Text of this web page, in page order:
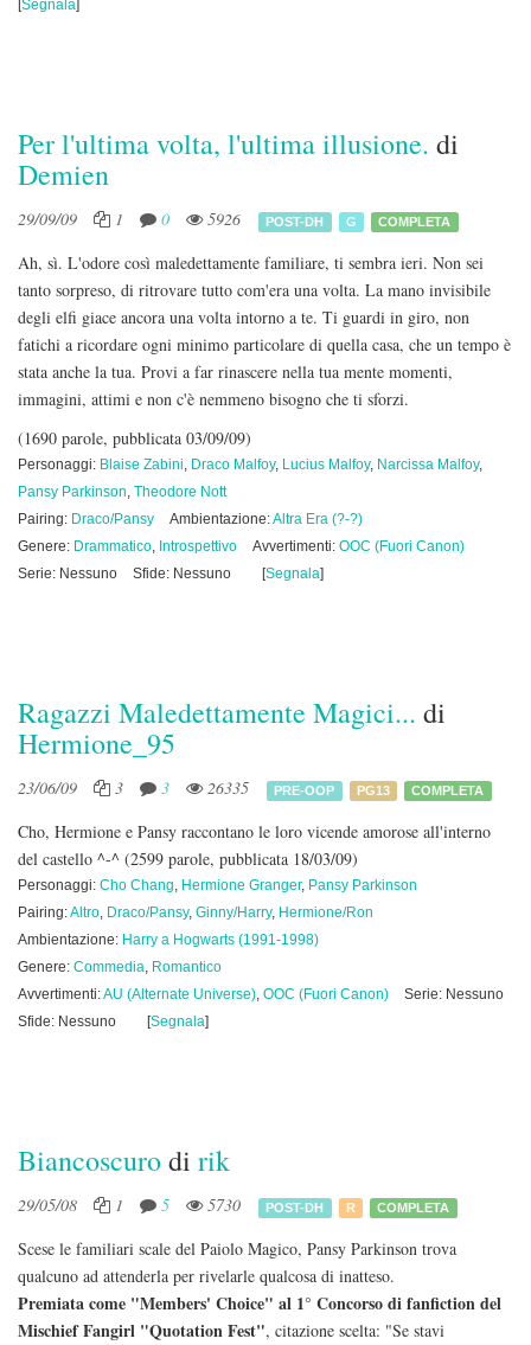
Segnala
Per l'ultima volta, l'ultima illusione. di
Demien
29/09/09 1 0 5926 POST-DH G COMPLETA
Ah, sì. L'odore così maledettamente familiare, ti sembra ieri. Non sei
tanto sorpreso, di ritrovare tutto com'era una volta. La mano invisibile
degli elfi giace ancora una volta intorno a te. Ti guardi in giro, non
fatichi a ricordare ogni minimo particolare di quella casa, che un tempo è
stata anche la tua. Provi a far rinascere nella tua mente momenti,
immagini, attimi e non c'è nemmeno bisogno che ti sforzi.
(1690 parole, pubblicata 03/09/09)
Personaggi: Blaise Zabini, Draco Malfoy, Lucius Malfoy, Narcissa Malfoy,
Pansy Parkinson, Theodore Nott
Pairing: Draco/Pansy Ambientazione:Altra Era (?-?)
Genere: Drammatico, Introspettivo Avvertimenti: OOC (Fuori Canon)
Serie: Nessuno
Sfide: Nessuno [Segnala]
Ragazzi Maledettamente Magici... di
Hermione_95
23/06/09 3 3 26335 PRE-OOP PG13 COMPLETA
Cho, Hermione e Pansy raccontano le loro vicende amorose all'interno
del castello ^-^ (2599 parole, pubblicata 18/03/09)
Personaggi: Cho Chang, Hermione Granger, Pansy Parkinson
Pairing:Altro, Draco/Pansy, Ginny/Harry, Hermione/Ron
Ambientazione: Harry a Hogwarts (1991-1998)
Genere: Commedia, Romantico
Avvertimenti:AU (Alternate Universe), OOC (Fuori Canon)
Serie: Nessuno
Sfide: Nessuno
[Segnala]
Biancoscurodi rik
29/05/08 1 5 5730 POST-DH R COMPLETA
Scese le familiari scale del Paiolo Magico, Pansy Parkinson trova
qualcuno ad attenderla per rivelarle qualcosa di inatteso.
Premiata come "Members' Choice" al 1° Concorso di fanfiction del
Mischief Fangirl "Quotation Fest", citazione scelta: "Se stavi